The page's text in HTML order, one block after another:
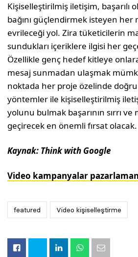
Kişiselleştirilmiş iletişim, başarılı
bağını güçlendirmek isteyen her
evrileceği yol. Zira tüketicilerin
sundukları içeriklere ilgisi her
Özellikle genç hedef kitleye
mesaj sunmadan ulaşmak
noktada her proje özelinde
yöntemler ile kişiselleştirilmiş
yolunu bulmak başarının sırrı ve
geçirecek en önemli fırsat olacak.
Kaynak: Think with Google
Video kampanyalar
featured Video kişiselleştirme